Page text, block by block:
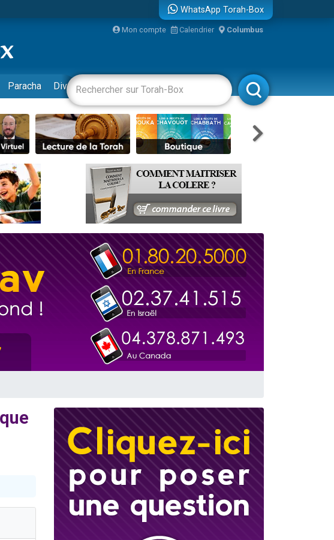
les Enfants
insalubre
WhatsApp Torah-Box
Mon compte Calendrier Columbus
Paracha Divertissements Livres Rabbanim